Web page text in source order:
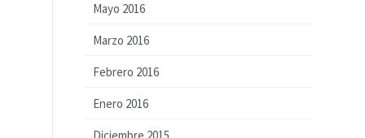
Mayo 2016
Marzo 2016
Febrero 2016
Enero 2016